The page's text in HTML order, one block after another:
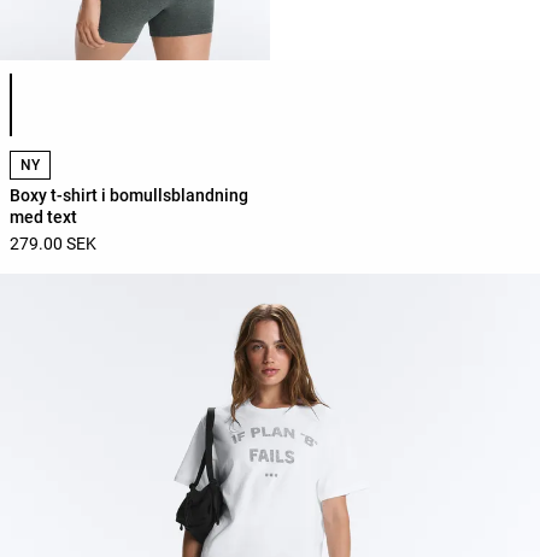
NY
Boxy t-shirt i bomullsblandning
med text
279.00 SEK